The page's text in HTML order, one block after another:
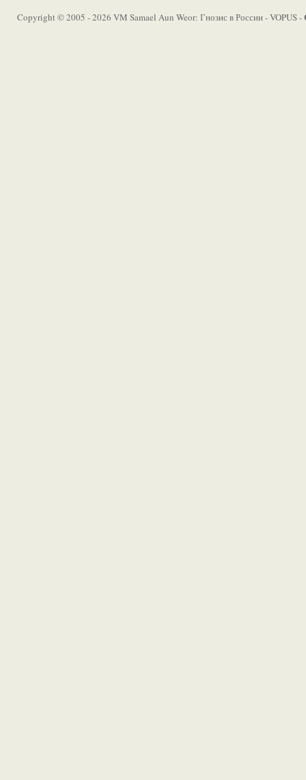
Copyright © 2005 - 2026 VM Samael Aun Weor: Гнозис в России - VOPUS -